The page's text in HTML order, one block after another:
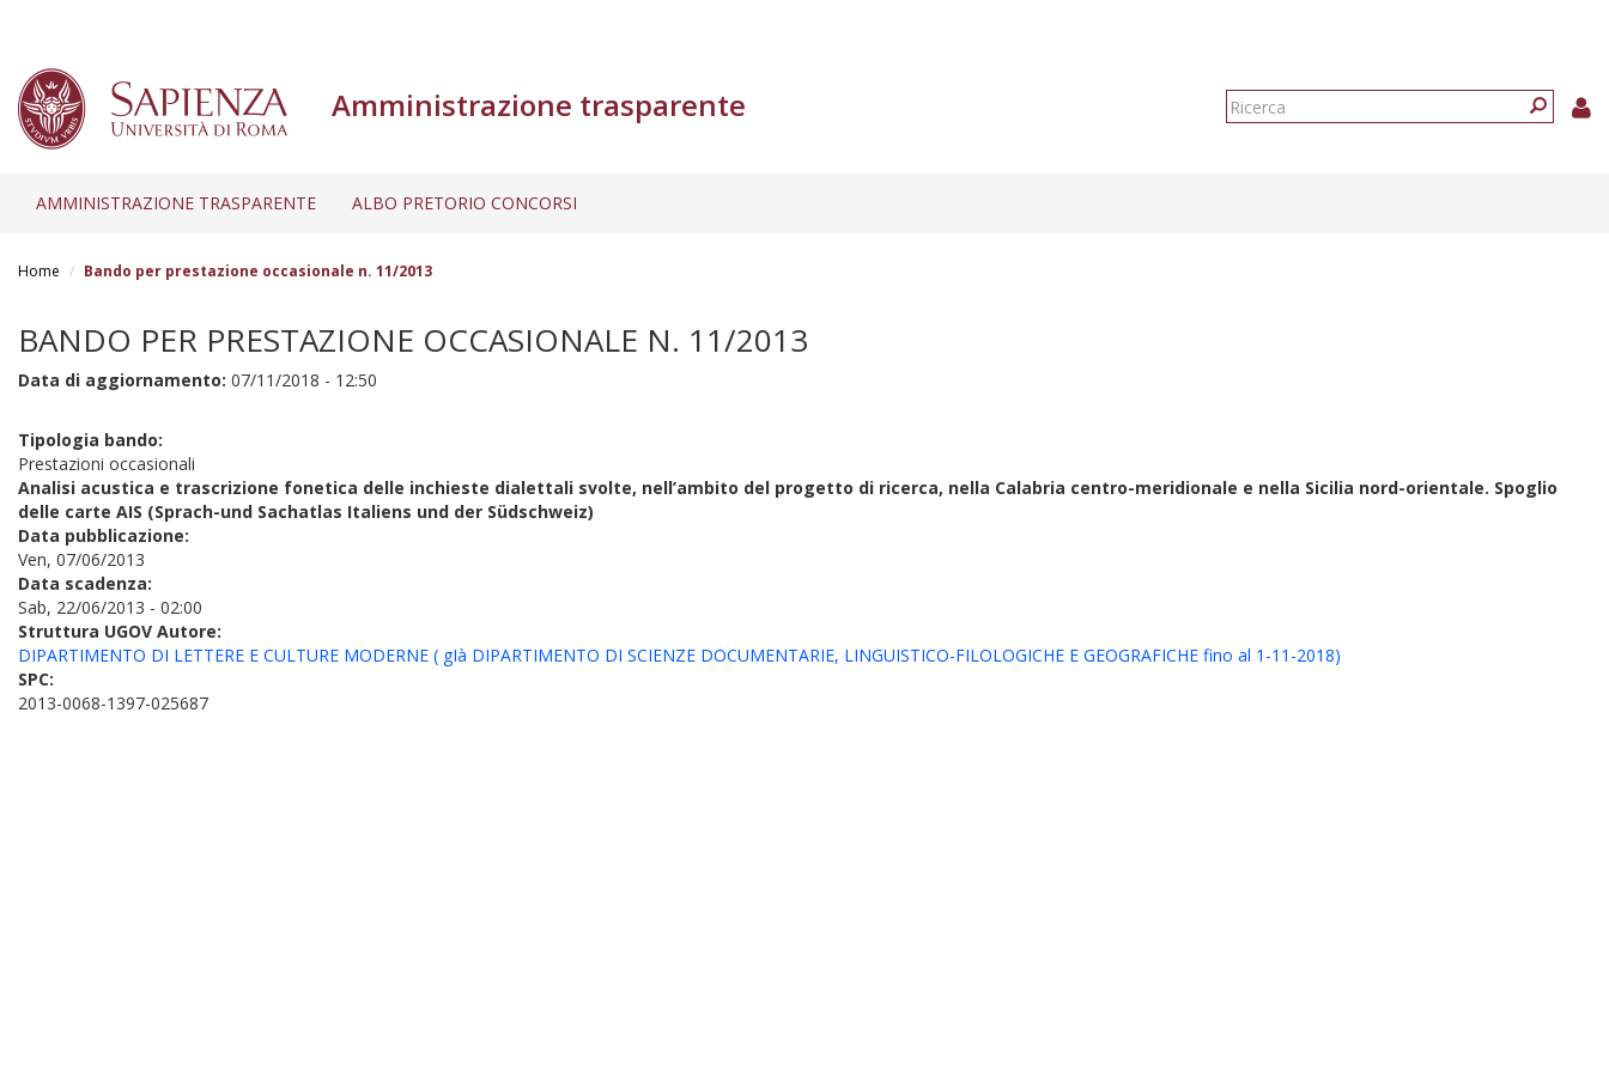
Amministrazione trasparente
Form
AMMINISTRAZIONE TRASPARENTE ALBO PRETORIO CONCORSI
Home Bando per prestazione occasionale n. 11/2013
BANDO PER PRESTAZIONE OCCASIONALE N. 11/2013
Data di aggiornamento: 07/11/2018 - 12:50
Tipologia bando:
Prestazioni occasionali
Analisi acustica e trascrizione fonetica delle inchieste dialettali svolte, nell’ambito del progetto di ricerca, nella Calabria centro-meridionale e nella Sicilia nord-orientale. Spoglio
delle carte AIS (Sprach-und Sachatlas Italiens und der Südschweiz)
Data pubblicazione:
Ven, 07/06/2013
Data scadenza:
Sab, 22/06/2013 - 02:00
Struttura UGOV Autore:
DIPARTIMENTO DI LETTERE E CULTURE MODERNE ( gIà DIPARTIMENTO DI SCIENZE DOCUMENTARIE, LINGUISTICO-FILOLOGICHE E GEOGRAFICHE fino al 1-11-2018)
SPC:
2013-0068-1397-025687